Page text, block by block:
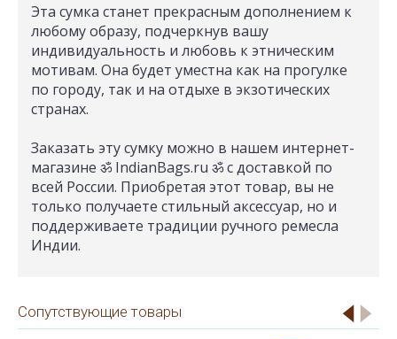
Эта сумка станет прекрасным дополнением к
любому образу, подчеркнув вашу
индивидуальность и любовь к этническим
мотивам. Она будет уместна как на прогулке
по городу, так и на отдыхе в экзотических
странах.
Заказать эту сумку можно в нашем интернет-
магазине ॐ IndianBags.ru ॐ с доставкой по
всей России. Приобретая этот товар, вы не
только получаете стильный аксессуар, но и
поддерживаете традиции ручного ремесла
Индии.
Сопутствующие товары